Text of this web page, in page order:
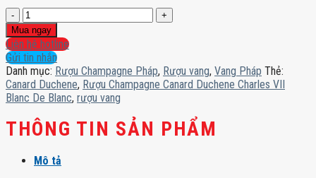
Rượu
Champagne
Canard
Duchene
Charles
VII
Blanc
De
Blanc
số
Mua ngay
Liên hệ hotline
Gửi tin nhắn
Danh mục: Rượu Champagne Pháp, Rượu vang, Vang Pháp Thẻ:
Canard Duchene, Rượu Champagne Canard Duchene Charles VII
Blanc De Blanc, rượu vang
THÔNG TIN SẢN PHẨM
Mô tả